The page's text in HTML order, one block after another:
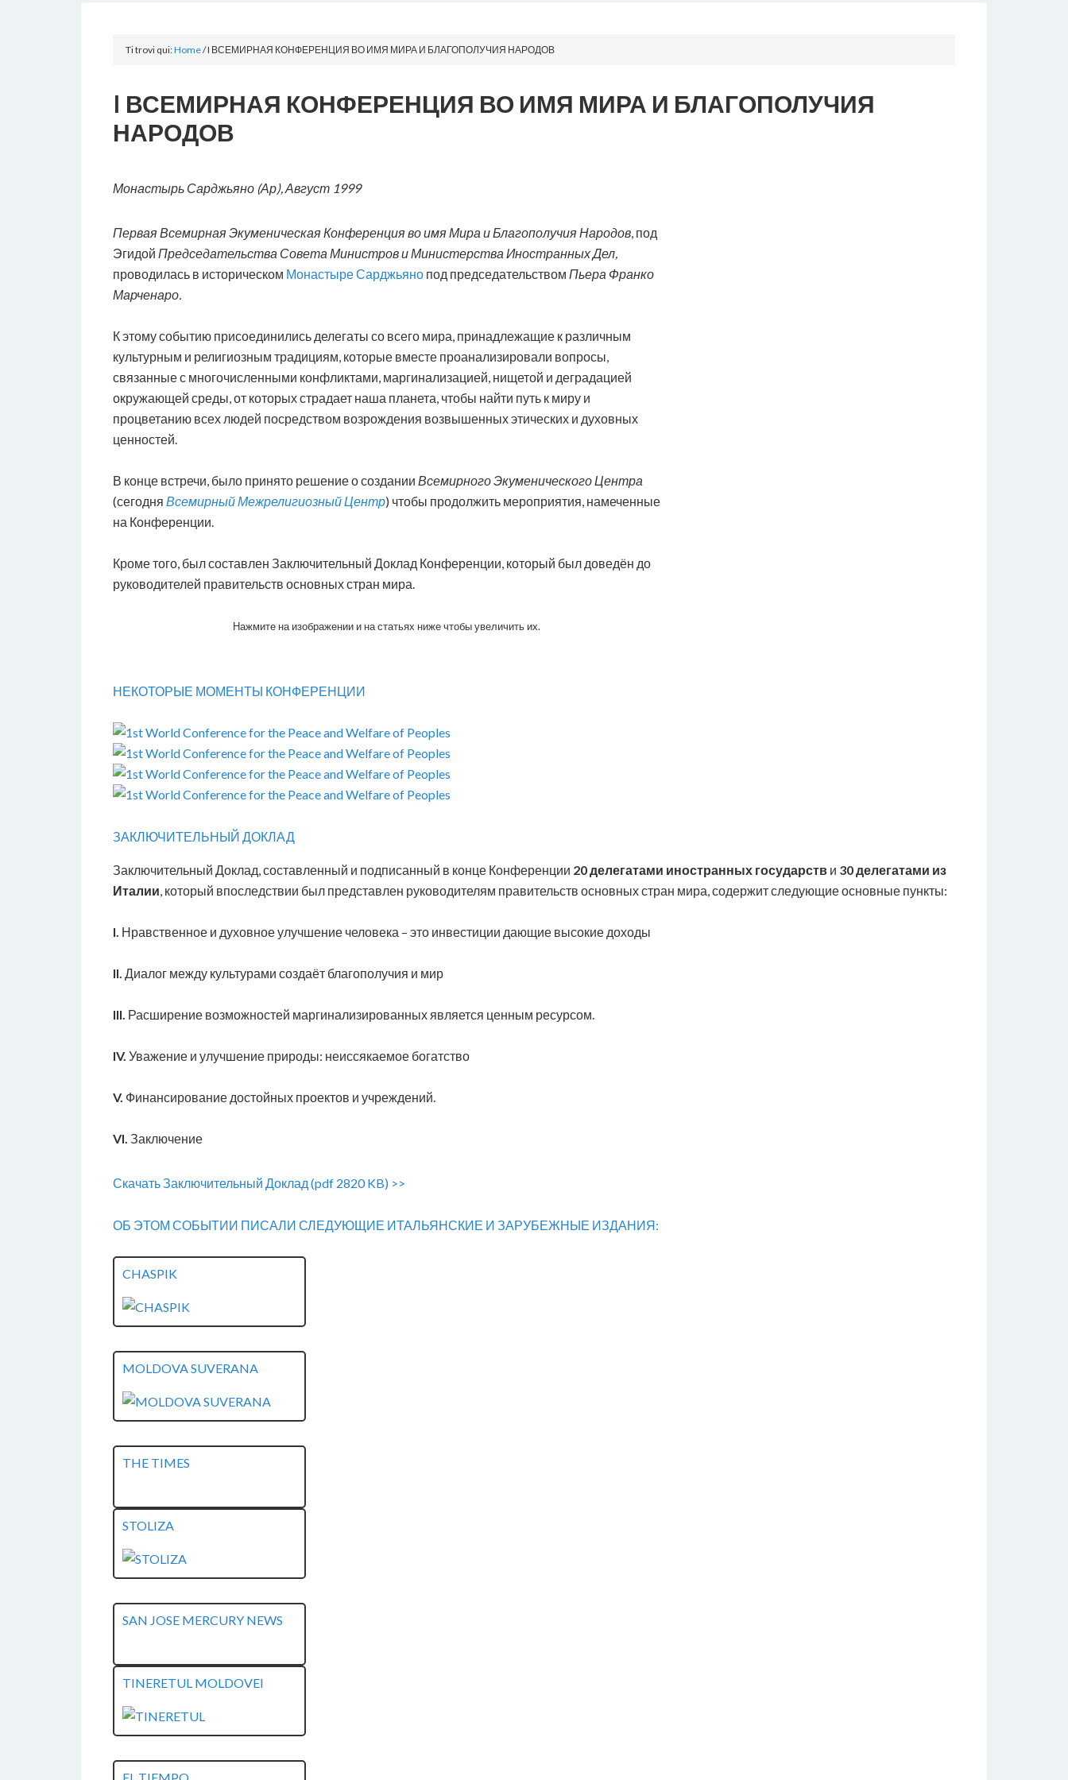
Ti trovi qui:Home/I ВСЕМИРНАЯ КОНФЕРЕНЦИЯ ВО ИМЯ МИРА И БЛАГОПОЛУЧИЯ НАРОДОВ
I ВСЕМИРНАЯ КОНФЕРЕНЦИЯ ВО ИМЯ МИРА И БЛАГОПОЛУЧИЯ
НАРОДОВ
Монастырь Сарджьяно (Ар), Август 1999
Первая Всемирная Экуменическая Конференция во имя Мира и Благополучия Народов, под
Эгидой Председательства Совета Министров и Министерства Иностранных Дел,
проводилась в историческом Монастыре Сарджьяно под председательством Пьера Франко
Марченаро.
К этому событию присоединились делегаты со всего мира, принадлежащие к различным
культурным и религиозным традициям, которые вместе проанализировали вопросы,
связанные с многочисленными конфликтами, маргинализацией, нищетой и деградацией
окружающей среды, от которых страдает наша планета, чтобы найти путь к миру и
процветанию всех людей посредством возрождения возвышенных этических и духовных
ценностей.
В конце встречи, было принято решение о создании Всемирного Экуменического Центра
(сегодня Всемирный Межрелигиозный Центр) чтобы продолжить мероприятия, намеченные
на Конференции.
Кроме того, был составлен Заключительный Доклад Конференции, который был доведён до
руководителей правительств основных стран мира.
Нажмите на изображении и на статьях ниже чтобы увеличить их.
НЕКОТОРЫЕ МОМЕНТЫ КОНФЕРЕНЦИИ
ЗАКЛЮЧИТЕЛЬНЫЙ ДОКЛАД
Заключительный Доклад, составленный и подписанный в конце Конференции 20 делегатами иностранных государств и 30 делегатами из
Италии, который впоследствии был представлен руководителям правительств основных стран мира, содержит следующие основные пункты:
I. Нравственное и духовное улучшение человека – это инвестиции дающие высокие доходы
II. Диалог между культурами создаёт благополучия и мир
III. Расширение возможностей маргинализированных является ценным ресурсом.
IV. Уважение и улучшение природы: неиссякаемое богатство
V. Финансирование достойных проектов и учреждений.
VI. Заключение
Скачать Заключительный Доклад (pdf 2820 KB) >>
ОБ ЭТОМ СОБЫТИИ ПИСАЛИ СЛЕДУЮЩИЕ ИТАЛЬЯНСКИЕ И ЗАРУБЕЖНЫЕ ИЗДАНИЯ:
CHASPIK
MOLDOVA SUVERANA
THE TIMES
STOLIZA
SAN JOSE MERCURY NEWS
TINERETUL MOLDOVEI